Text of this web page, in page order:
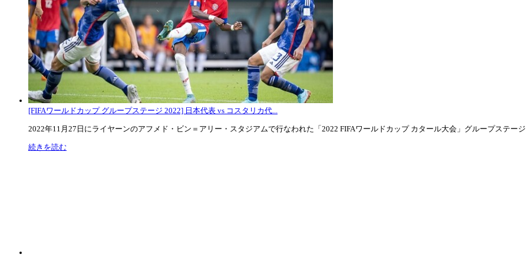
[FIFAワールドカップ グループステージ 2022] 日本代表 vs コスタリカ代...
2022年11月27日にライヤーンのアフメド・ビン＝アリー・スタジアムで行なわれた「2022 FIFAワールドカップ カタール大会」グループステージ
続きを読む